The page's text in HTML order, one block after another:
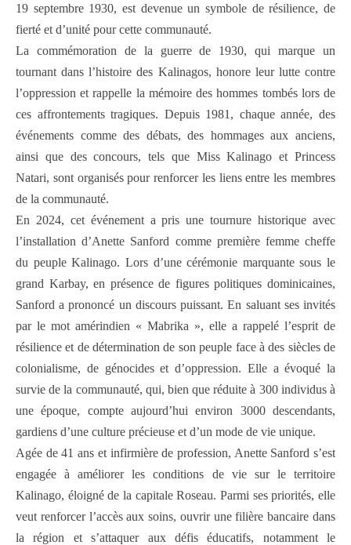
19 septembre 1930, est devenue un symbole de résilience, de
fierté et d’unité pour cette communauté.
La commémoration de la guerre de 1930, qui marque un
tournant dans l’histoire des Kalinagos, honore leur lutte contre
l’oppression et rappelle la mémoire des hommes tombés lors de
ces affrontements tragiques. Depuis 1981, chaque année, des
événements comme des débats, des hommages aux anciens,
ainsi que des concours, tels que Miss Kalinago et Princess
Natari, sont organisés pour renforcer les liens entre les membres
de la communauté.
En 2024, cet événement a pris une tournure historique avec
l’installation d’Anette Sanford comme première femme cheffe
du peuple Kalinago. Lors d’une cérémonie marquante sous le
grand Karbay, en présence de figures politiques dominicaines,
Sanford a prononcé un discours puissant. En saluant ses invités
par le mot amérindien « Mabrika », elle a rappelé l’esprit de
résilience et de détermination de son peuple face à des siècles de
colonialisme, de génocides et d’oppression. Elle a évoqué la
survie de la communauté, qui, bien que réduite à 300 individus à
une époque, compte aujourd’hui environ 3000 descendants,
gardiens d’une culture précieuse et d’un mode de vie unique.
Agée de 41 ans et infirmière de profession, Anette Sanford s’est
engagée à améliorer les conditions de vie sur le territoire
Kalinago, éloigné de la capitale Roseau. Parmi ses priorités, elle
veut renforcer l’accès aux soins, ouvrir une filière bancaire dans
la région et s’attaquer aux défis éducatifs, notamment le